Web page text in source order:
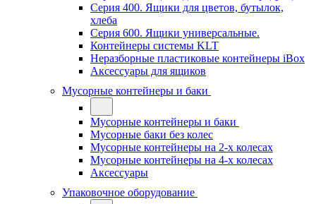
Серия 400. Ящики для цветов, бутылок,
хлеба
Серия 600. Ящики универсальные.
Контейнеры системы KLT
Неразборные пластиковые контейнеры iBox
Аксессуары для ящиков
Мусорные контейнеры и баки
Мусорные контейнеры и баки
Мусорные баки без колес
Мусорные контейнеры на 2-х колесах
Мусорные контейнеры на 4-х колесах
Аксессуары
Упаковочное оборудование